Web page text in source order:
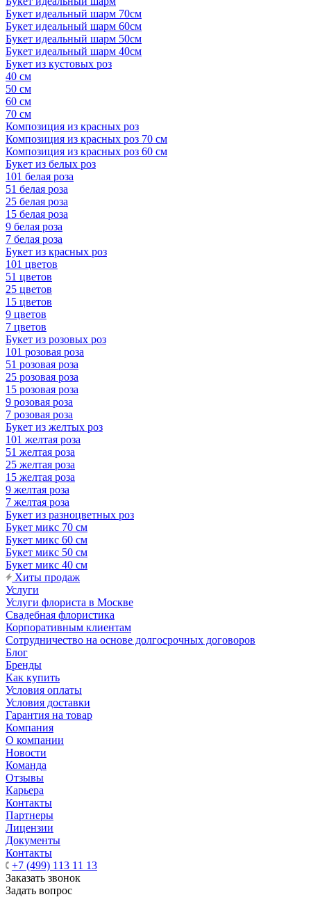
Букет идеальный шарм 70см
Букет идеальный шарм 60см
Букет идеальный шарм 50см
Букет идеальный шарм 40см
Букет из кустовых роз
40 см
50 см
60 см
70 см
Композиция из красных роз
Композиция из красных роз 70 см
Композиция из красных роз 60 см
Букет из белых роз
101 белая роза
51 белая роза
25 белая роза
15 белая роза
9 белая роза
7 белая роза
Букет из красных роз
101 цветов
51 цветов
25 цветов
15 цветов
9 цветов
7 цветов
Букет из розовых роз
101 розовая роза
51 розовая роза
25 розовая роза
15 розовая роза
9 розовая роза
7 розовая роза
Букет из желтых роз
101 желтая роза
51 желтая роза
25 желтая роза
15 желтая роза
9 желтая роза
7 желтая роза
Букет из разноцветных роз
Букет микс 70 см
Букет микс 60 см
Букет микс 50 см
Букет микс 40 см
Хиты продаж
Услуги
Услуги флориста в Москве
Свадебная флористика
Корпоративным клиентам
Сотрудничество на основе долгосрочных договоров
Блог
Бренды
Как купить
Условия оплаты
Условия доставки
Гарантия на товар
Компания
О компании
Новости
Команда
Отзывы
Карьера
Контакты
Партнеры
Лицензии
Документы
Контакты
+7 (499) 113 11 13
Заказать звонок
Задать вопрос